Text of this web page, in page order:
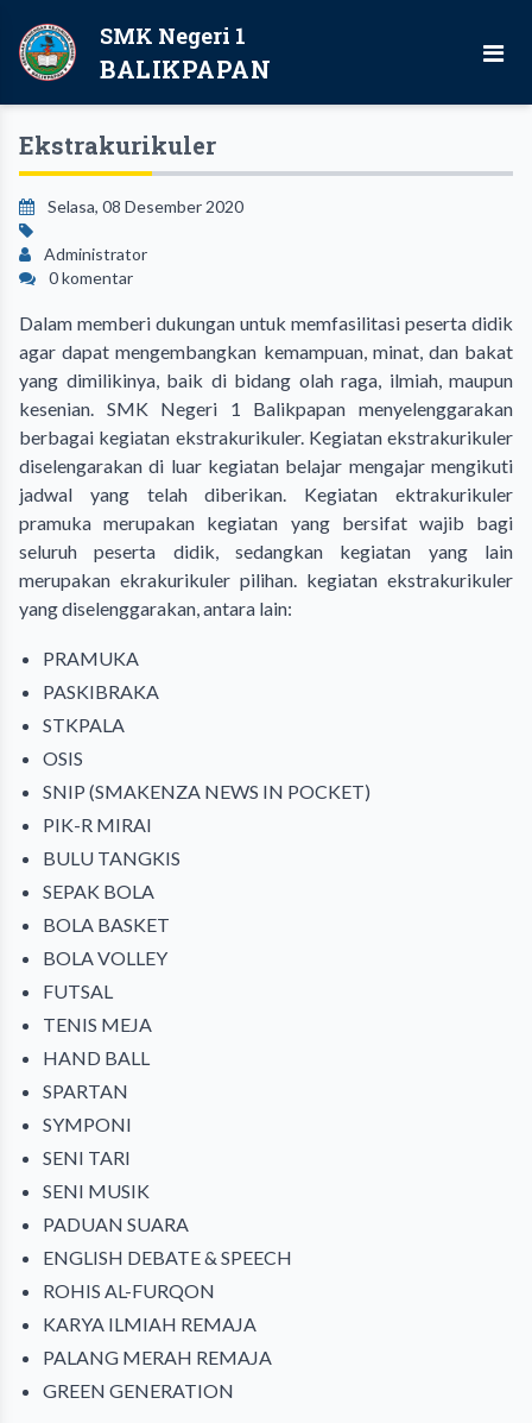
SMK Negeri 1
BALIKPAPAN
Ekstrakurikuler
Selasa, 08 Desember 2020
Administrator
0 komentar
Dalam memberi dukungan untuk memfasilitasi peserta didik
agar dapat mengembangkan kemampuan, minat, dan bakat
yang dimilikinya, baik di bidang olah raga, ilmiah, maupun
kesenian. SMK Negeri 1 Balikpapan menyelenggarakan
berbagai kegiatan ekstrakurikuler. Kegiatan ekstrakurikuler
diselengarakan di luar kegiatan belajar mengajar mengikuti
jadwal yang telah diberikan. Kegiatan ektrakurikuler
pramuka merupakan kegiatan yang bersifat wajib bagi
seluruh peserta didik, sedangkan kegiatan yang lain
merupakan ekrakurikuler pilihan. kegiatan ekstrakurikuler
yang diselenggarakan, antara lain:
PRAMUKA
PASKIBRAKA
STKPALA
OSIS
SNIP (SMAKENZA NEWS IN POCKET)
PIK-R MIRAI
BULU TANGKIS
SEPAK BOLA
BOLA BASKET
BOLA VOLLEY
FUTSAL
TENIS MEJA
HAND BALL
SPARTAN
SYMPONI
SENI TARI
SENI MUSIK
PADUAN SUARA
ENGLISH DEBATE & SPEECH
ROHIS AL-FURQON
KARYA ILMIAH REMAJA
PALANG MERAH REMAJA
GREEN GENERATION